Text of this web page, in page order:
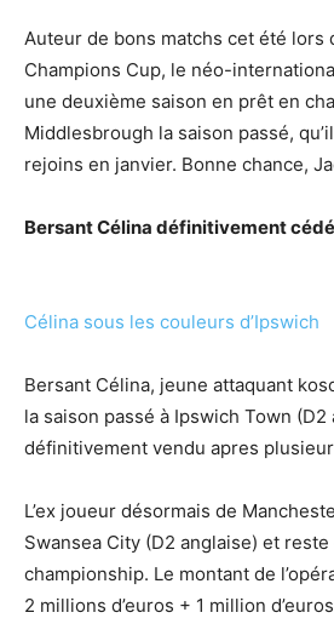
Auteur de bons matchs cet été lors
Champions Cup, le néo-
une deuxième saison en prêt en
Middlesbrough la saison passé,
rejoins en janvier. Bonne chance,
Bersant Célina définitivement
Célina sous les couleurs d’Ipswich
Bersant Célina, jeune attaquant
la saison passé à Ipswich Town (D2
définitivement vendu apres
L’ex joueur désormais de
Swansea City (D2 anglaise) et
championship. Le montant de
2 millions d’euros + 1 million